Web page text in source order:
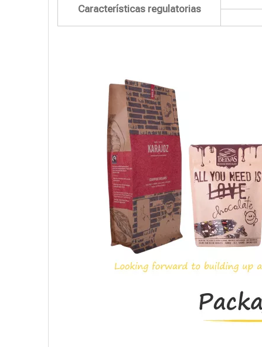
Características regulatorias